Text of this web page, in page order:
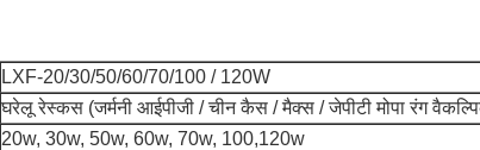
LXF-20/30/50/60/70/100 / 120W
घरेलू रेस्कस (जर्मनी आईपीजी / चीन कैस / मैक्स / जेपीटी मोपा रंग
20w, 30w, 50w, 60w, 70w, 100,120w